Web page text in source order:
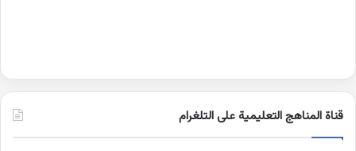
قناة المناهج التعليمية على التلغرام